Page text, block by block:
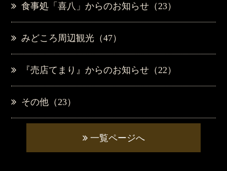
食事処「喜八」からのお知らせ（23）
みどころ周辺観光（47）
『売店てまり』からのお知らせ（22）
その他（23）
一覧ページへ